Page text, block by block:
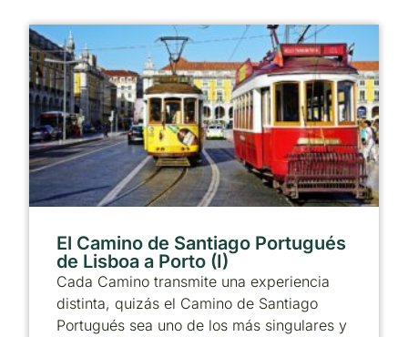
El Camino de Santiago Portugués
de Lisboa a Porto (I)
Cada Camino transmite una experiencia
distinta, quizás el Camino de Santiago
Portugués sea uno de los más singulares y